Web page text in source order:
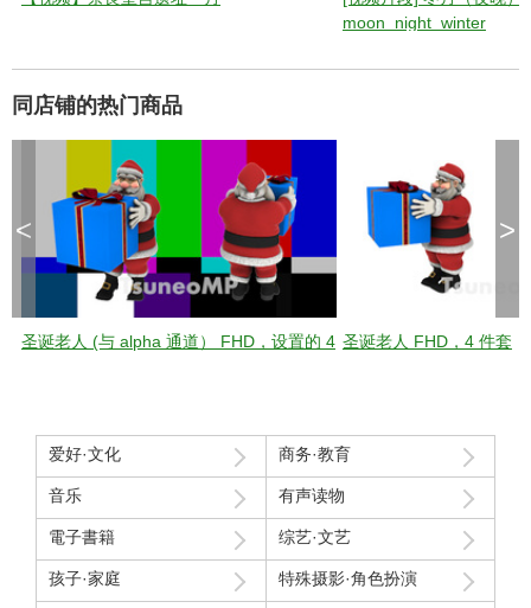
moon_night_winter
同店铺的热门商品
圣诞老人 (与 alpha 通道） FHD，设置的 4 圣诞老人 FHD，4 件套
< >
爱好·文化 商务·教育
音乐 有声读物
電子書籍 综艺·文艺
孩子·家庭 特殊摄影·角色扮演